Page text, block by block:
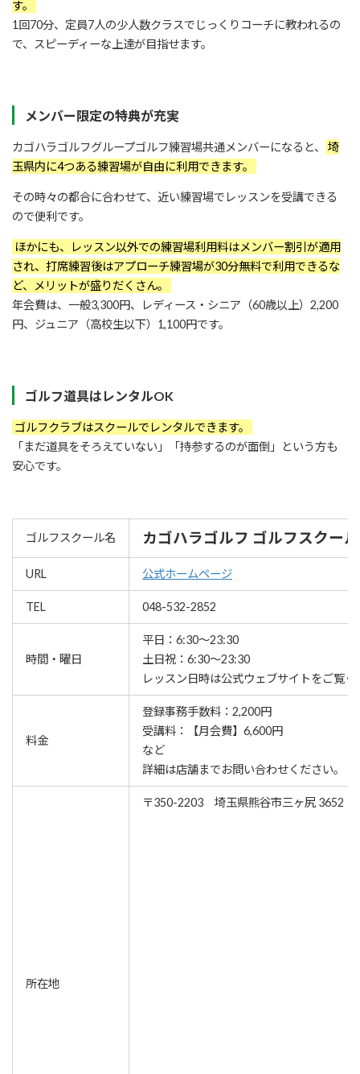
す。
1回70分、定員7人の少人数クラスでじっくりコーチに教われるの
で、スピーディーな上達が目指せます。
メンバー限定の特典が充実
カゴハラゴルフグループゴルフ練習場共通メンバーになると、
埼
玉県内に4つある練習場が自由に利用できます。
その時々の都合に合わせて、近い練習場でレッスンを受講できる
ので便利です。
ほかにも、レッスン以外での練習場利用料はメンバー割引が適用
され、打席練習後はアプローチ練習場が30分無料で利用できるな
ど、メリットが盛りだくさん。
年会費は、一般3,300円、レディース・シニア（60歳以上）2,200
円、ジュニア（高校生以下）1,100円です。
ゴルフ道具はレンタルOK
ゴルフクラブはスクールでレンタルできます。
「まだ道具をそろえていない」「持参するのが面倒」という方も
安心です。
ゴルフスクール名 カゴハラゴルフ ゴルフスクー
URL 公式ホームページ
TEL 048-532-2852
時間・曜日
平日：6:30～23:30
土日祝：6:30～23:30
レッスン⽇時は公式ウェブサイトをご覧く
料金
登録事務手数料：2,200円
受講料：【月会費】6,600円
など
詳細は店舗までお問い合わせください。
所在地
〒350-2203 埼玉県熊谷市三ヶ尻 3652